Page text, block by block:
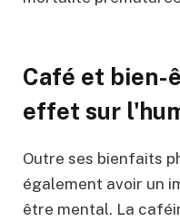
Café et bien-
effet sur
Outre ses bienfaits
également avoir un
être mental. La